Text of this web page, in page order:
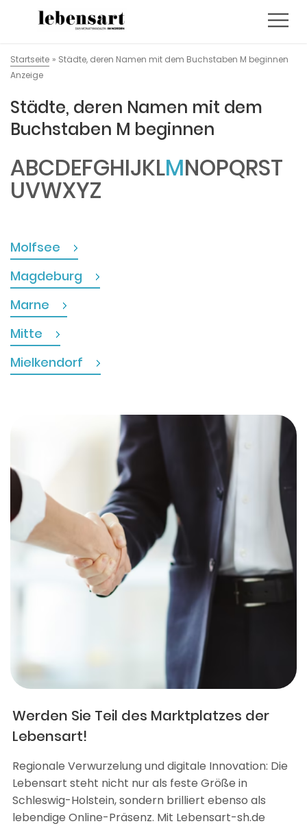
Startseite » Städte, deren Namen mit dem Buchstaben M beginnen
Anzeige
Städte, deren Namen mit dem
Buchstaben M beginnen
ABCDEFGHIJKLMNOPQRST
UVWXYZ
Molfsee
Magdeburg
Marne
Mitte
Mielkendorf
Werden Sie Teil des Marktplatzes der
Lebensart!
Regionale Verwurzelung und digitale Innovation: Die
Lebensart steht nicht nur als feste Größe in
Schleswig-Holstein, sondern brilliert ebenso als
lebendige Online-Präsenz. Mit Lebensart-sh.de